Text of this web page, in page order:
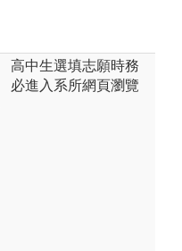
高中生選填志願時務
必進入系所網頁瀏覽